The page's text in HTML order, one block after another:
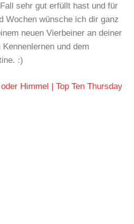
sehr gut erfüllt hast und für
Wochen wünsche ich dir ganz
neuen Vierbeiner an deiner
und dem
:)
Himmel | Top Ten Thursday